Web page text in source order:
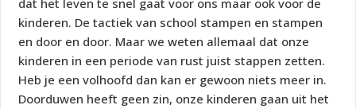
dat het leven te snel gaat voor ons maar ook voor de
kinderen. De tactiek van school stampen en stampen
en door en door. Maar we weten allemaal dat onze
kinderen in een periode van rust juist stappen zetten.
Heb je een volhoofd dan kan er gewoon niets meer in.
Doorduwen heeft geen zin, onze kinderen gaan uit het